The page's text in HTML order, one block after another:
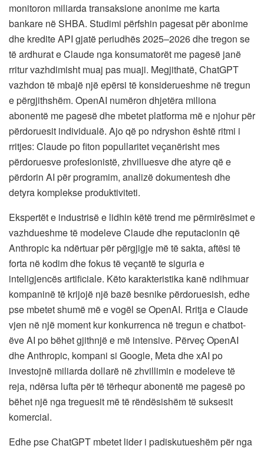
monitoron miliarda transaksione anonime me karta
bankare në SHBA. Studimi përfshin pagesat për abonime
dhe kredite API gjatë periudhës 2025–2026 dhe tregon se
të ardhurat e Claude nga konsumatorët me pagesë janë
rritur vazhdimisht muaj pas muaji. Megjithatë, ChatGPT
vazhdon të mbajë një epërsi të konsiderueshme në tregun
e përgjithshëm. OpenAI numëron dhjetëra miliona
abonentë me pagesë dhe mbetet platforma më e njohur për
përdoruesit individualë. Ajo që po ndryshon është ritmi i
rritjes: Claude po fiton popullaritet veçanërisht mes
përdoruesve profesionistë, zhvilluesve dhe atyre që e
përdorin AI për programim, analizë dokumentesh dhe
detyra komplekse produktiviteti.
Ekspertët e industrisë e lidhin këtë trend me përmirësimet e
vazhdueshme të modeleve Claude dhe reputacionin që
Anthropic ka ndërtuar për përgjigje më të sakta, aftësi të
forta në kodim dhe fokus të veçantë te siguria e
inteligjencës artificiale. Këto karakteristika kanë ndihmuar
kompaninë të krijojë një bazë besnike përdoruesish, edhe
pse mbetet shumë më e vogël se OpenAI. Rritja e Claude
vjen në një moment kur konkurrenca në tregun e chatbot-
ëve AI po bëhet gjithnjë e më intensive. Përveç OpenAI
dhe Anthropic, kompani si Google, Meta dhe xAI po
investojnë miliarda dollarë në zhvillimin e modeleve të
reja, ndërsa lufta për të tërhequr abonentë me pagesë po
bëhet një nga treguesit më të rëndësishëm të suksesit
komercial.
Edhe pse ChatGPT mbetet lider i padiskutueshëm për nga